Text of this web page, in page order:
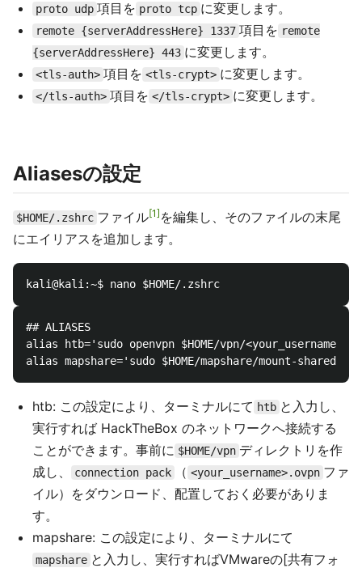
proto udp 項目を proto tcp に変更します。
remote {serverAddressHere} 1337 項目を remote
{serverAddressHere} 443 に変更します。
<tls-auth> 項目を <tls-crypt> に変更します。
</tls-auth> 項目を </tls-crypt> に変更します。
Aliasesの設定
$HOME/.zshrc ファイル 1 を編集し、そのファイルの末尾
にエイリアスを追加します。
## ALIASES
alias htb='sudo openvpn $HOME/vpn/
htb: この設定により、ターミナルにて htb と入力し、
実行すれば HackTheBox のネットワークへ接続する
ことができます。事前に $HOME/vpn ディレクトリを作
成し、
connection pack （ <your_username>.ovpn ファ
イル）をダウンロード、配置しておく必要がありま
す。
mapshare: この設定により、ターミナルにて
mapshare と入力し、実行すればVMwareの[共有フォ